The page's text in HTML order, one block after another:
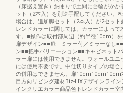
（床据え置き）納まりで土間に台輪がかか
ット（2本入）を別途手配してください。
場合は、追加脚セット（2本入）が2セット
レンドカラーに関しては、カラーによって
す。■操作は取付部周辺（約半径10cm）
扉デザイン■■扉 ミラー付／ミラーなし
ン■■把手バリエーション■■キャビネット
ラー扉には使用できません。ウォールユニ
には使用不要です。中仕切りタイプの場合
の併用はできません。扉10cm10cm10cm
目方向リビング建材Biz-LIXデザインライン
インクリエカラー商品色トレンドカラー室